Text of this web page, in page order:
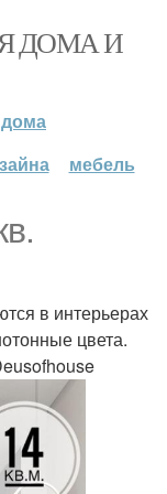
ДОМА И
мебель
в интерьерах
цвета.